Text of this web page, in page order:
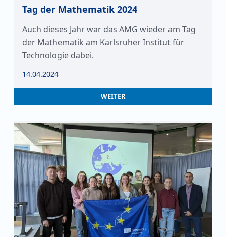
Tag der Mathematik 2024
Auch dieses Jahr war das AMG wieder am Tag
der Mathematik am Karlsruher Institut für
Technologie dabei.
14.04.2024
WEITER